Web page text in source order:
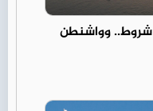
إيران تربط إعادة فتح هرمز بـ6 شروط.. وواشنطن